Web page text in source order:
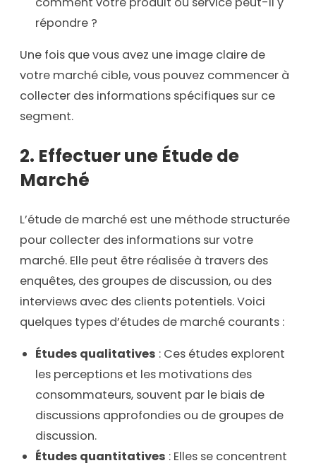
répondre ?
Une fois que vous avez une image claire de
votre marché cible, vous pouvez commencer à
collecter des informations spécifiques sur ce
segment.
2. Effectuer une Étude de
Marché
L’étude de marché est une méthode structurée
pour collecter des informations sur votre
marché. Elle peut être réalisée à travers des
enquêtes, des groupes de discussion, ou des
interviews avec des clients potentiels. Voici
quelques types d’études de marché courants :
Études qualitatives : Ces études explorent
les perceptions et les motivations des
consommateurs, souvent par le biais de
discussions approfondies ou de groupes de
discussion.
Études quantitatives : Elles se concentrent